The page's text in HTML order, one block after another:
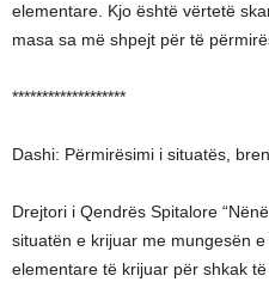
elementare. Kjo është vërtetë
masa sa më shpejt për të
*******************
Dashi: Përmirësimi i situatës,
Drejtori i Qendrës Spitalore
situatën e krijuar me mungesën
elementare të krijuar për shkak